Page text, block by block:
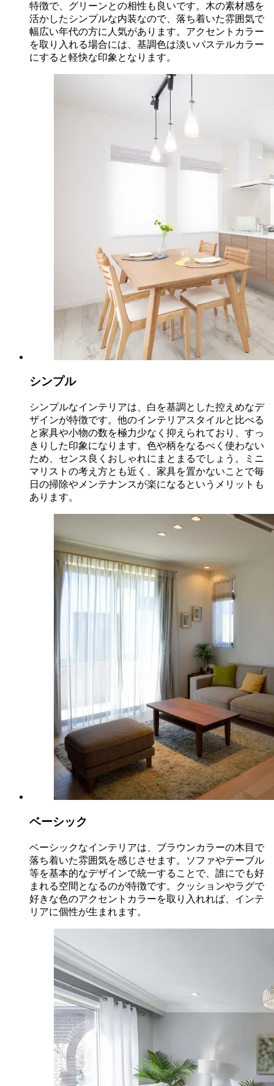
特徴で、グリーンとの相性も良いです。木の素材感を
活かしたシンプルな内装なので、落ち着いた雰囲気で
幅広い年代の方に人気があります。アクセントカラー
を取り入れる場合には、基調色は淡いパステルカラー
にすると軽快な印象となります。
シンプル
シンプルなインテリアは、白を基調とした控えめなデ
ザインが特徴です。他のインテリアスタイルと比べる
と家具や小物の数を極力少なく抑えられており、すっ
きりした印象になります。色や柄をなるべく使わない
ため、センス良くおしゃれにまとまるでしょう。ミニ
マリストの考え方とも近く、家具を置かないことで毎
日の掃除やメンテナンスが楽になるというメリットも
あります。
ベーシック
ベーシックなインテリアは、ブラウンカラーの木目で
落ち着いた雰囲気を感じさせます。ソファやテーブル
等を基本的なデザインで統一することで、誰にでも好
まれる空間となるのが特徴です。クッションやラグで
好きな色のアクセントカラーを取り入れれば、インテ
リアに個性が生まれます。